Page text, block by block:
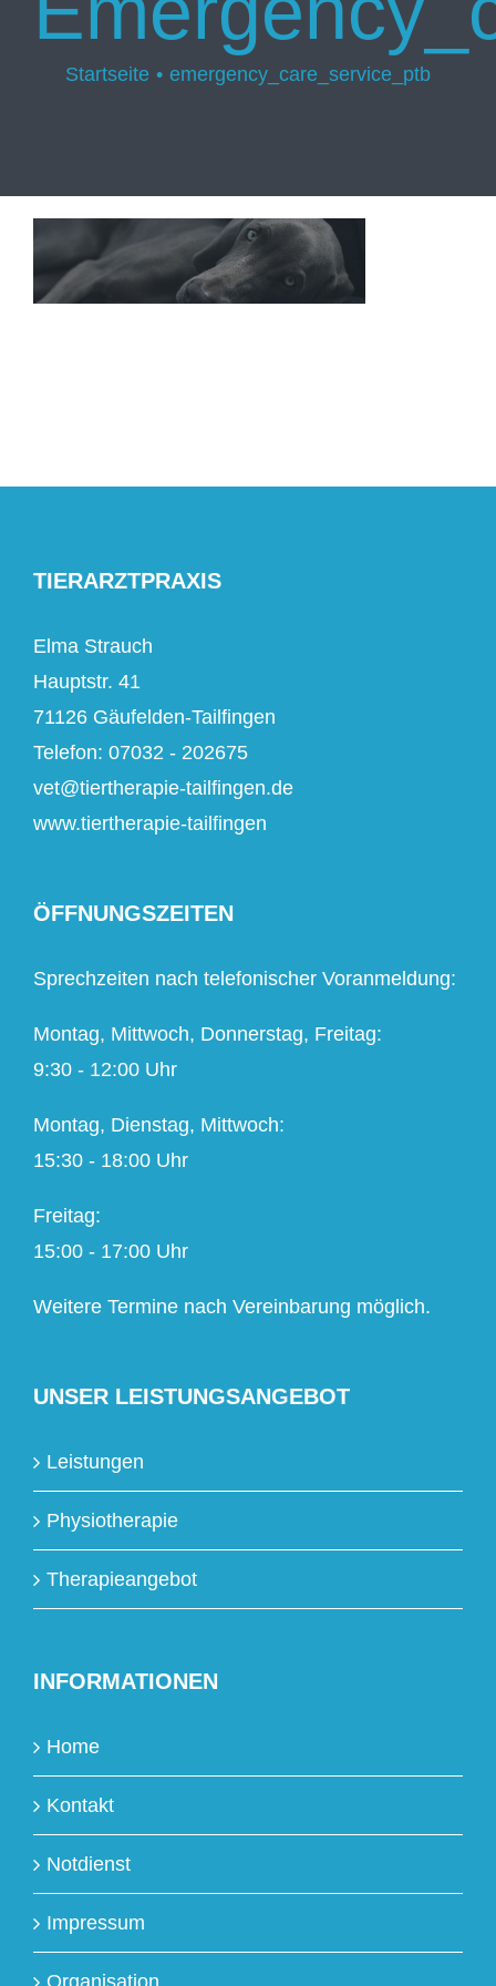
Startseite emergency_care_service_ptb
TIERARZTPRAXIS
Elma Strauch
Hauptstr. 41
71126 Gäufelden-Tailfingen
Telefon: 07032 - 202675
vet@tiertherapie-tailfingen.de
www.tiertherapie-tailfingen
ÖFFNUNGSZEITEN
Sprechzeiten nach telefonischer Voranmeldung:
Montag, Mittwoch, Donnerstag, Freitag:
9:30 - 12:00 Uhr
Montag, Dienstag, Mittwoch:
15:30 - 18:00 Uhr
Freitag:
15:00 - 17:00 Uhr
Weitere Termine nach Vereinbarung möglich.
UNSER LEISTUNGSANGEBOT
Leistungen
Physiotherapie
Therapieangebot
INFORMATIONEN
Home
Kontakt
Notdienst
Impressum
Organisation